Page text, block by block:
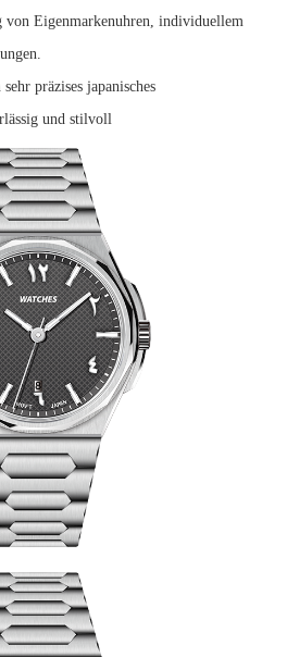
von Eigenmarkenuhren, individuellem
präzises japanisches
und stilvoll